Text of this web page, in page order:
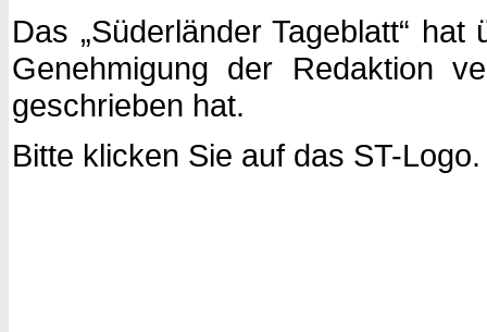
Das „Süderländer Tageblatt“
Genehmigung der Redaktion
geschrieben hat.
Bitte klicken Sie auf das ST-Logo.